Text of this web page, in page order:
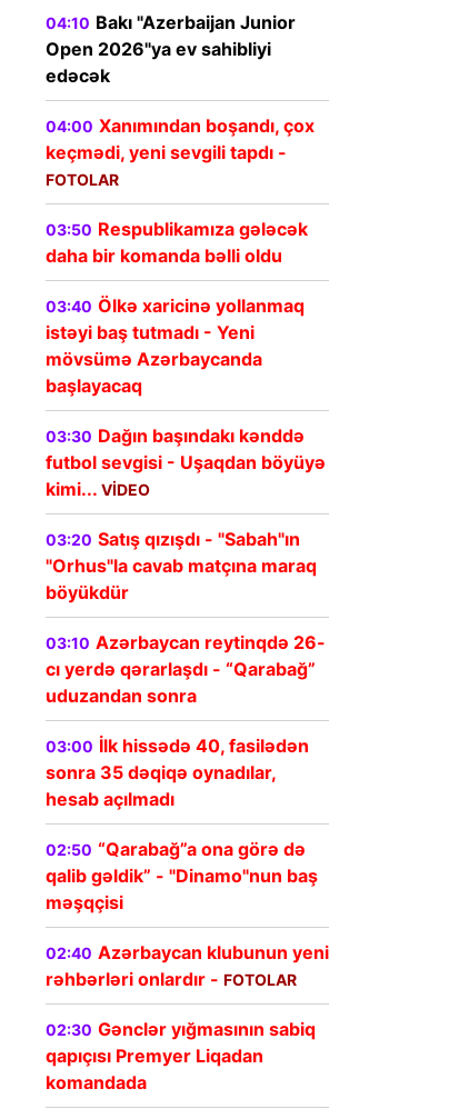
04:10 Bakı "Azerbaijan Junior
Open 2026"ya ev sahibliyi
edəcək
04:00 Xanımından boşandı, çox
keçmədi, yeni sevgili tapdı -
FOTOLAR
03:50 Respublikamıza gələcək
daha bir komanda bəlli oldu
03:40 Ölkə xaricinə yollanmaq
istəyi baş tutmadı - Yeni
mövsümə Azərbaycanda
başlayacaq
03:30 Dağın başındakı kənddə
futbol sevgisi - Uşaqdan böyüyə
kimi... VİDEO
03:20 Satış qızışdı - "Sabah"ın
"Orhus"la cavab matçına maraq
böyükdür
03:10 Azərbaycan reytinqdə 26-
cı yerdə qərarlaşdı - “Qarabağ”
uduzandan sonra
03:00 İlk hissədə 40, fasilədən
sonra 35 dəqiqə oynadılar,
hesab açılmadı
02:50 “Qarabağ”a ona görə də
qalib gəldik” - "Dinamo"nun baş
məşqçisi
02:40 Azərbaycan klubunun yeni
rəhbərləri onlardır - FOTOLAR
02:30 Gənclər yığmasının sabiq
qapıçısı Premyer Liqadan
komandada